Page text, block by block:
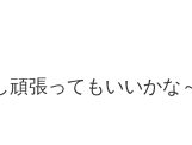
頑張ってもいいかな